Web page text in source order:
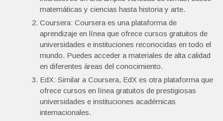
matemáticas y ciencias hasta historia y arte.
Coursera: Coursera es una plataforma de
aprendizaje en línea que ofrece cursos gratuitos de
universidades e instituciones reconocidas en todo el
mundo. Puedes acceder a materiales de alta calidad
en diferentes áreas del conocimiento.
EdX: Similar a Coursera, EdX es otra plataforma que
ofrece cursos en línea gratuitos de prestigiosas
universidades e instituciones académicas
internacionales.